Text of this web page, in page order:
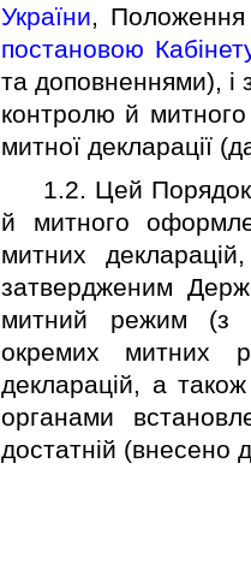
України, Положення
постановою
та доповненнями), i
контролю й
митної декларацiї
1.2. Цей Порядок
й митного
митних
затвердженим
митний режим (з
окремих митних
декларацiй, а
органами
достатнiй (внесено